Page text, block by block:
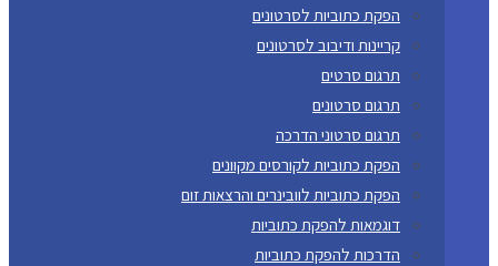
הפקת כתוביות לסרטונים
קריינות ודיבוב לסרטונים
תרגום סרטים
תרגום סרטונים
תרגום סרטוני הדרכה
הפקת כתוביות לקורסים מקוונים
הפקת כתוביות לוובינרים והרצאות זום
דוגמאות להפקת כתוביות
הדרכות להפקת כתוביות